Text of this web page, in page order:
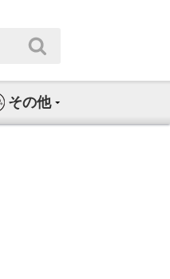
その他